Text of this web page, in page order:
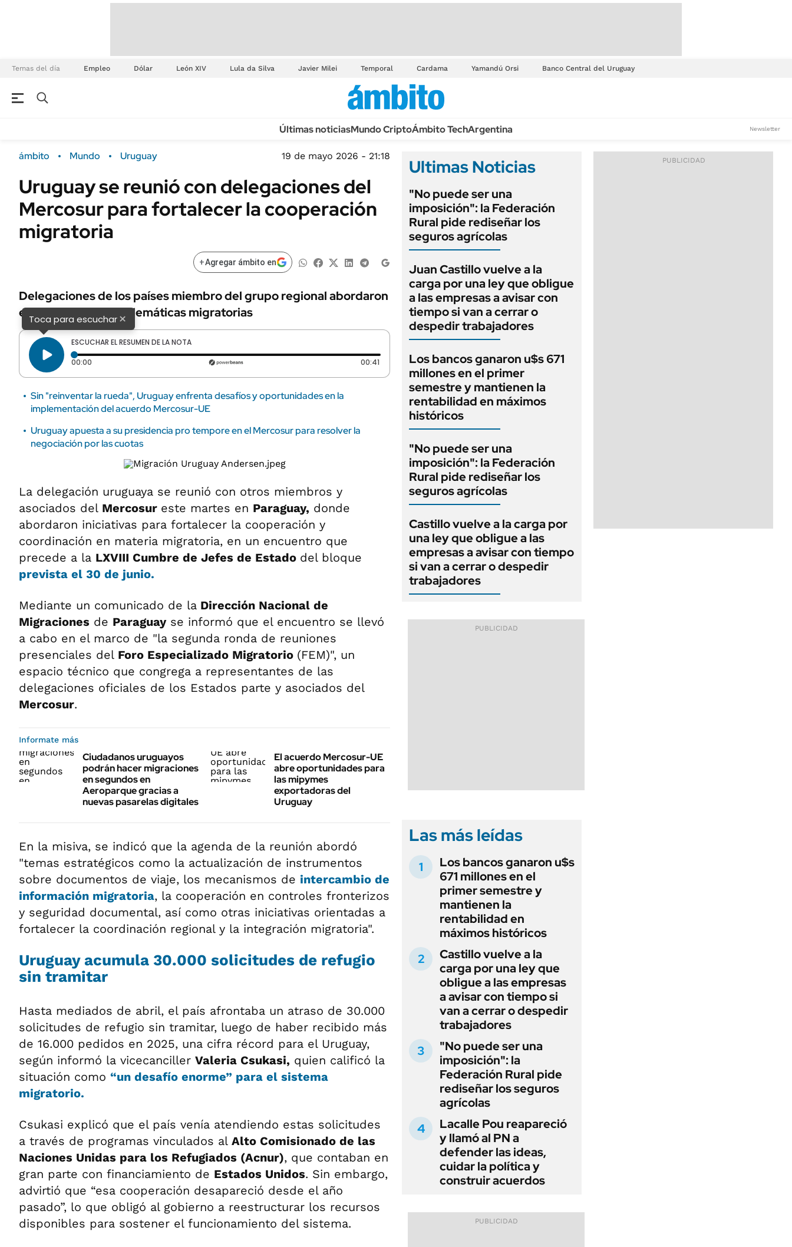
Temas del día Empleo Dólar León XIV Lula da Silva Javier Milei Temporal Cardama Yamandú Orsi Banco Central del Uruguay
Últimas noticiasMundo CriptoÁmbito TechArgentina Newsletter
ámbito Mundo Uruguay 19 de mayo 2026 - 21:18
Uruguay se reunió con delegaciones del
Mercosur para fortalecer la cooperación
migratoria
+Agregar ámbito en
Delegaciones de los países miembro del grupo regional abordaron
este martes las problemáticas migratorias
Toca para escuchar×
ESCUCHAR EL RESUMEN DE LA NOTA
00:00 Tiempo transcurrido: 0 segundos 00:41 Duración: 41 segundos
Sin "reinventar la rueda", Uruguay enfrenta desafíos y oportunidades en la
implementación del acuerdo Mercosur-UE
Uruguay apuesta a su presidencia pro tempore en el Mercosur para resolver la
negociación por las cuotas
La delegación uruguaya se reunió con otros miembros y
asociados del Mercosur este martes en Paraguay, donde
abordaron iniciativas para fortalecer la cooperación y
coordinación en materia migratoria, en un encuentro que
precede a la LXVIII Cumbre de Jefes de Estado del bloque
prevista el 30 de junio.
Mediante un comunicado de la Dirección Nacional de
Migraciones de Paraguayse informó que el encuentro se llevó
a cabo en el marco de "la segunda ronda de reuniones
presenciales del Foro Especializado Migratorio (FEM)", un
espacio técnico que congrega a representantes de las
delegaciones oficiales de los Estados parte y asociados del
Mercosur.
Informate más
Ciudadanos uruguayos
podrán hacer migraciones
en segundos en
Aeroparque gracias a
nuevas pasarelas digitales
El acuerdo Mercosur-UE
abre oportunidades para
las mipymes
exportadoras del
Uruguay
En la misiva, se indicó que la agenda de la reunión abordó
"temas estratégicos como la actualización de instrumentos
sobre documentos de viaje, los mecanismos de intercambio de
información migratoria, la cooperación en controles fronterizos
y seguridad documental, así como otras iniciativas orientadas a
fortalecer la coordinación regional y la integración migratoria".
Uruguay acumula 30.000 solicitudes de refugio
sin tramitar
Hasta mediados de abril, el país afrontaba un atraso de 30.000
solicitudes de refugio sin tramitar, luego de haber recibido más
de 16.000 pedidos en 2025, una cifra récord para el Uruguay,
según informó la vicecanciller Valeria Csukasi, quien calificó la
situación como “un desafío enorme” para el sistema
migratorio.
Csukasi explicó que el país venía atendiendo estas solicitudes
a través de programas vinculados al Alto Comisionado de las
Naciones Unidas para los Refugiados (Acnur), que contaban en
gran parte con financiamiento de Estados Unidos. Sin embargo,
advirtió que “esa cooperación desapareció desde el año
pasado”, lo que obligó al gobierno a reestructurar los recursos
disponibles para sostener el funcionamiento del sistema.
Ultimas Noticias
"No puede ser una
imposición": la Federación
Rural pide rediseñar los
seguros agrícolas
Juan Castillo vuelve a la
carga por una ley que obligue
a las empresas a avisar con
tiempo si van a cerrar o
despedir trabajadores
Los bancos ganaron u$s 671
millones en el primer
semestre y mantienen la
rentabilidad en máximos
históricos
"No puede ser una
imposición": la Federación
Rural pide rediseñar los
seguros agrícolas
Castillo vuelve a la carga por
una ley que obligue a las
empresas a avisar con tiempo
si van a cerrar o despedir
trabajadores
Las más leídas
Los bancos ganaron u$s
671 millones en el
primer semestre y
mantienen la
rentabilidad en
máximos históricos
Castillo vuelve a la
carga por una ley que
obligue a las empresas
a avisar con tiempo si
van a cerrar o despedir
trabajadores
"No puede ser una
imposición": la
Federación Rural pide
rediseñar los seguros
agrícolas
Lacalle Pou reapareció
y llamó al PN a
defender las ideas,
cuidar la política y
construir acuerdos